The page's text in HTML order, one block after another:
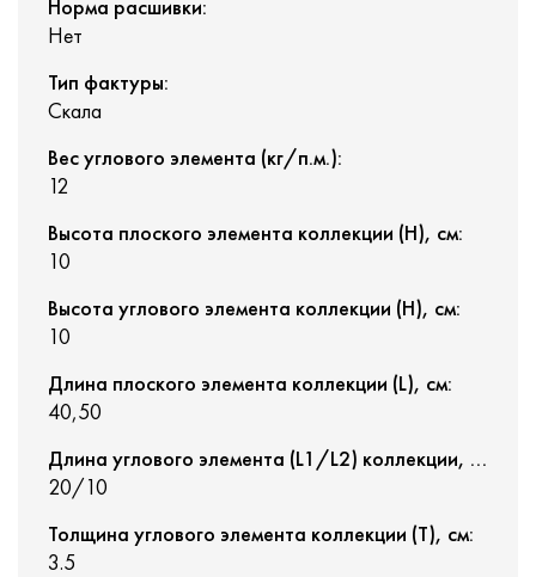
Норма расшивки:
Нет
Тип фактуры:
Скала
Вес углового элемента (кг/п.м.):
12
Высота плоского элемента коллекции (H), см:
10
Высота углового элемента коллекции (H), см:
10
Длина плоского элемента коллекции (L), см:
40,50
Длина углового элемента (L1/L2) коллекции, см:
20/10
Толщина углового элемента коллекции (T), см:
3.5